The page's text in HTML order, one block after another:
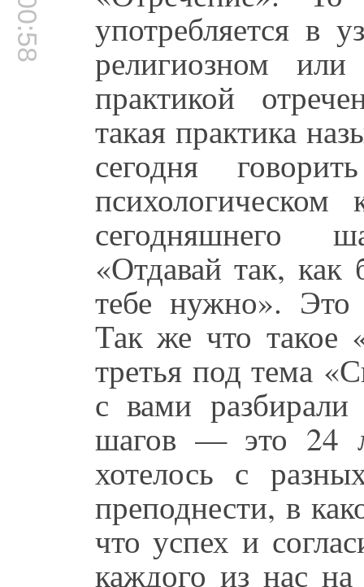
употребляется в
религиозном
практикой
такая практика
сегодня
сегодняшнего
«Отдавай так, как
тебе нужно». Это
Так же что такое
третья под тема
с вами
шагов — это 24
хотелось с
преподнести, в
что успех и
каждого из нас